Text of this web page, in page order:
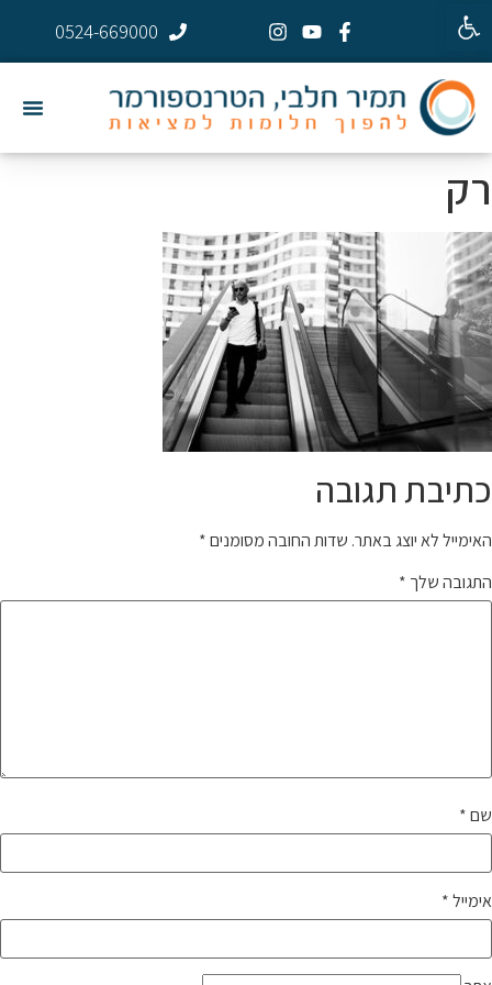
פתח סרגל נגישות
0524-669000
רק
כתיבת תגובה
האימייל לא יוצג באתר. שדות החובה מסומנים*
התגובה שלך *
שם*
אימייל*